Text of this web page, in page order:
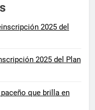
2025 del
2025 del Plan
que brilla en